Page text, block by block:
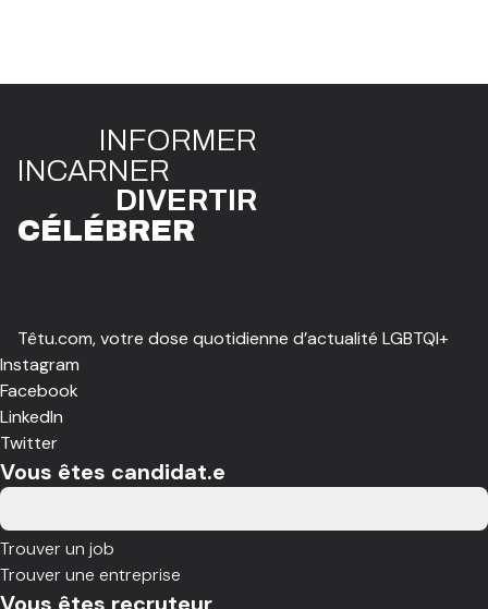
INFORMER
INCARNER
DIVERTIR
CÉLÉBRER
Têtu.com, votre dose quotidienne d’actualité LGBTQI+
Instagram
Facebook
LinkedIn
Twitter
Vous êtes candidat.e
Trouver un job
Trouver une entreprise